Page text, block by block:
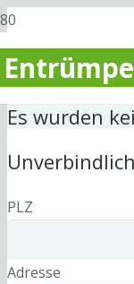
Es wurden
PLZ
Adresse